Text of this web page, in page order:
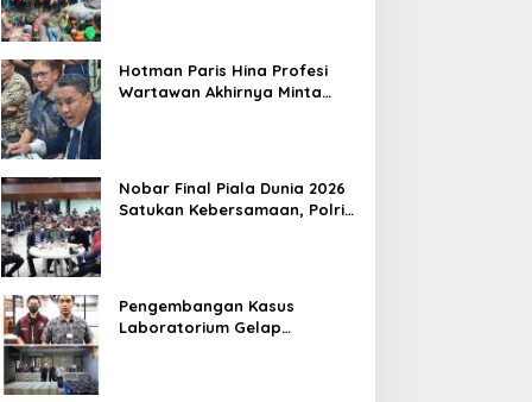
Kecelakaan Lalu Lintas di
Kemanggisan
Hotman Paris Hina Profesi
Wartawan Akhirnya Minta
Nobar Final Piala Dunia 2026
Satukan Kebersamaan, Polri
Pengembangan Kasus
Laboratorium Gelap